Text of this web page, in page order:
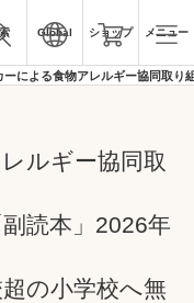
Global ショップ メニュー
ーによる食物アレルギー協同取り
ルギー協同取
読本」2026年
の小学校へ無